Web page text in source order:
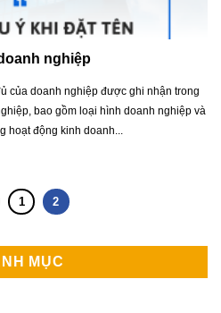
nghiệp
của doanh nghiệp được ghi nhận trong
bao gồm loại hình doanh nghiệp và
hoạt động kinh doanh...
1 2
MỤC